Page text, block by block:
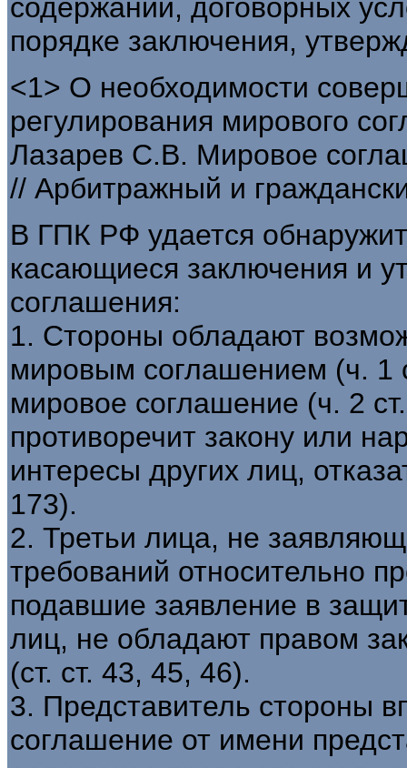
содержании, договорных
порядке заключения,
<1> О необходимости
регулирования мирового
Лазарев С.В. Мировое
// Арбитражный и
В ГПК РФ удается
касающиеся заключения и
соглашения:
1. Стороны обладают
мировым соглашением (ч. 1
мировое соглашение (ч. 2
противоречит закону или
интересы других лиц,
173).
2. Третьи лица, не
требований относительно
подавшие заявление в
лиц, не обладают правом
(ст. ст. 43, 45, 46).
3. Представитель стороны
соглашение от имени